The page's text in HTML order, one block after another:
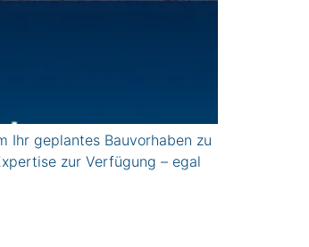
Ihr geplantes Bauvorhaben zu
zur Verfügung – egal